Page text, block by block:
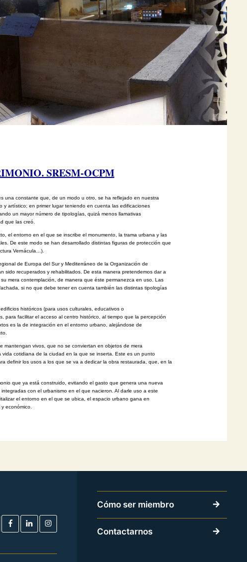
SRESM-OCPM
una constante que, de un modo u otro, se ha reflejado en nuestra
y artístico; en primer lugar teniendo en cuenta las edificaciones
un mayor número de tipologías, quizá menos llamativas
que las creó.
el entorno en el que se inscribe el monumento, la trama urbana y las
De este modo se han desarrollado distintas figuras de protección que
Vernácula…).
de Europa del Sur y Mediterráneo de la Organización de
sido recuperados y rehabilitados. De esta manera pretendemos dar a
mera contemplación, de manera que éste permanezca en uso. Las
si no que debe tener en cuenta también las distintas tipologías
históricos (para usos culturales, educativos o
para facilitarel acceso al centro histórico, al tiempo que la percepción
es la de integración en el entorno urbano, alejándose de
mantengan vivos, que no se conviertan en objetos de mera
vida cotidiana de la ciudad en la que se inserta. Este es un punto
definir los usos a los que se va a dedicar la obra restaurada, que, en la
que ya está construido, evitando el gasto que genera una nueva
integradas con el urbanismo en el que nacieron. Al darle uso a este
el entorno en el que se ubica, el espacio urbano gana en
económico.
Cómo ser miembro
Contactarnos